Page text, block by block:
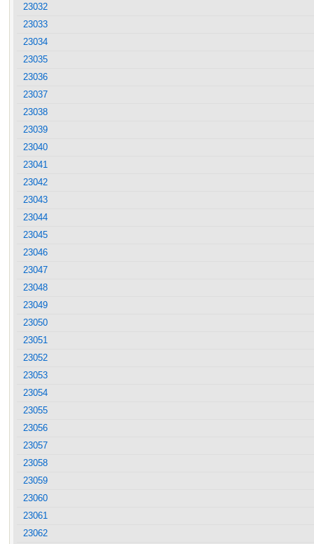
23032
23033
23034
23035
23036
23037
23038
23039
23040
23041
23042
23043
23044
23045
23046
23047
23048
23049
23050
23051
23052
23053
23054
23055
23056
23057
23058
23059
23060
23061
23062